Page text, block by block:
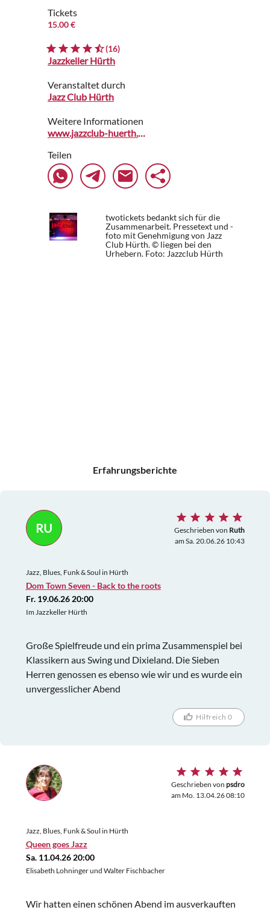
Tickets
15.00 €
(16)
Jazzkeller Hürth
Veranstaltet durch
Jazz Club Hürth
Weitere Informationen
www.jazzclub-huerth.de
Teilen
twotickets bedankt sich für die
Zusammenarbeit. Pressetext und -
foto mit Genehmigung von Jazz
Club Hürth. © liegen bei den
Urhebern. Foto: Jazzclub Hürth
Erfahrungsberichte
RU Geschrieben von Ruth
am Sa. 20.06.26 10:43
Jazz, Blues, Funk & Soul in Hürth
Dom Town Seven - Back to the roots
Fr. 19.06.26 20:00
Im Jazzkeller Hürth
Große Spielfreude und ein prima Zusammenspiel bei
Klassikern aus Swing und Dixieland. Die Sieben
Herren genossen es ebenso wie wir und es wurde ein
unvergesslicher Abend
Hilfreich 0
Geschrieben von psdro
am Mo. 13.04.26 08:10
Jazz, Blues, Funk & Soul in Hürth
Queen goes Jazz
Sa. 11.04.26 20:00
Elisabeth Lohninger und Walter Fischbacher
Wir hatten einen schönen Abend im ausverkauften